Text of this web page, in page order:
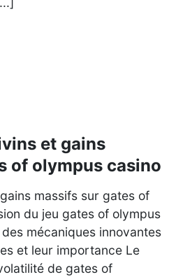
et gains
of olympus casino
massifs sur gates of
du jeu gates of olympus
mécaniques innovantes
et leur importance Le
de gates of